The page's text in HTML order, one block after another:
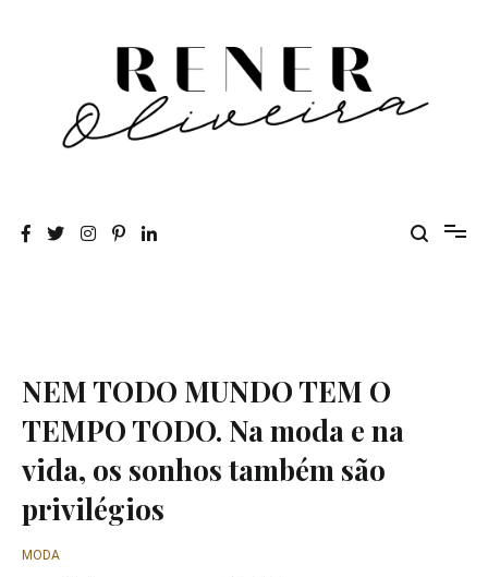
NEM TODO MUNDO TEM O
TEMPO TODO. Na moda e na
vida, os sonhos também são
privilégios
MODA